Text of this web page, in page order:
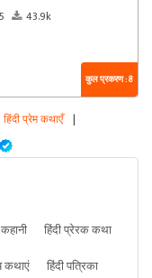
43.9k
कुल प्रकरण : 8
हिंदी प्रेम कथाएँ |
हिंदी प्रेरक कथा
कथाएं
हिंदी पत्रिका